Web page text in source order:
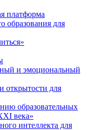
платформа
образования для
и эмоциональный
открытости для
образовательных
века»
интеллекта для